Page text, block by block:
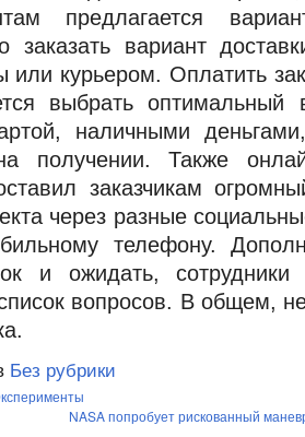
предлагается
заказать вариант
или курьером. Оплатить
выбрать
наличными
получении. Также
заказчикам
через разные
телефону.
и ожидать, сотрудники
вопросов. В общем,
Без рубрики
NASA попробует рискованный